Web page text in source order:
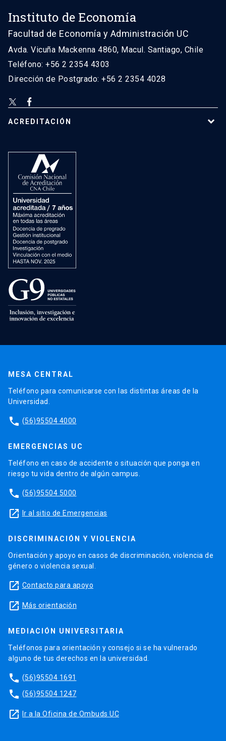
Instituto de Economía
Facultad de Economía y Administración UC
Avda. Vicuña Mackenna 4860, Macul. Santiago, Chile
Teléfono: +56 2 2354 4303
Dirección de Postgrado: +56 2 2354 4028
ACREDITACIÓN
MESA CENTRAL
Teléfono para comunicarse con las distintas áreas de la
Universidad.
phone (56)95504 4000
EMERGENCIAS UC
Teléfono en caso de accidente o situación que ponga en
riesgo tu vida dentro de algún campus.
phone (56)95504 5000
launch Ir al sitio de Emergencias
DISCRIMINACIÓN Y VIOLENCIA
Orientación y apoyo en casos de discriminación, violencia de
género o violencia sexual.
launch Contacto para apoyo
launch Más orientación
MEDIACIÓN UNIVERSITARIA
Teléfonos para orientación y consejo si se ha vulnerado
alguno de tus derechos en la universidad.
phone (56)95504 1691
phone (56)95504 1247
launch Ir a la Oficina de Ombuds UC